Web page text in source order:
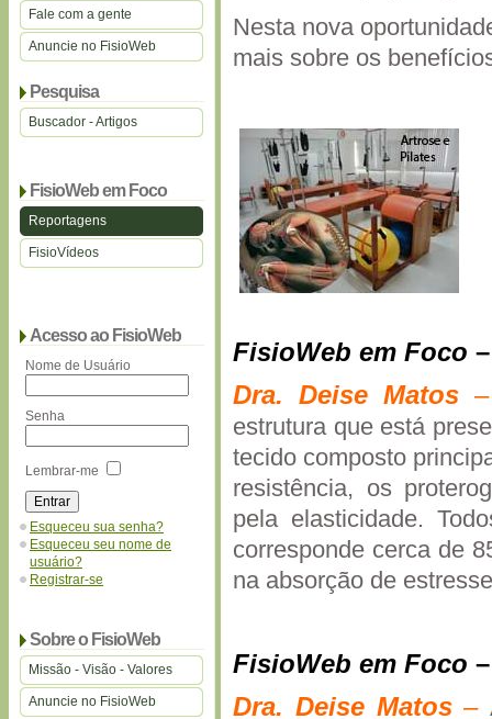
Fale com a gente
Anuncie no FisioWeb
Pesquisa
Buscador - Artigos
FisioWeb em Foco
Reportagens
FisioVídeos
Acesso ao FisioWeb
Nome de Usuário
Senha
Lembrar-me
Esqueceu sua senha?
Esqueceu seu nome de
usuário?
Registrar-se
Sobre o FisioWeb
Missão - Visão - Valores
Anuncie no FisioWeb
Nesta nova
mais sobre os
FisioWeb em Foco
Dra. Deise Matos
estrutura que está
tecido composto
resistência, os
pela elasticidade.
corresponde cerca de
na absorção de
FisioWeb em Foco
Dra. Deise Matos –